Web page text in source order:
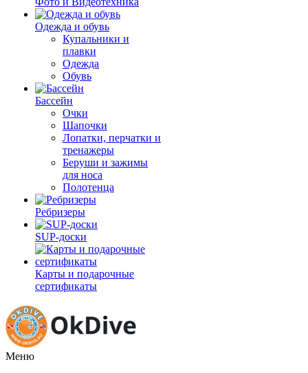
Одежда и обувь
Купальники и
плавки
Одежда
Обувь
Бассейн
Очки
Шапочки
Лопатки, перчатки и
тренажеры
Беруши и зажимы
для носа
Полотенца
Ребризеры
SUP-доски
Карты и подарочные
сертификаты
Меню